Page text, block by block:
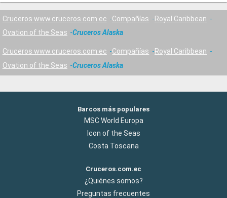
Cruceros www.cruceros.com.ec Compañías
Royal Caribbean
Ovation of the Seas
Cruceros Alaska
Cruceros www.cruceros.com.ec Compañías
Royal Caribbean
Ovation of the Seas
Cruceros Alaska
Barcos más populares
MSC World Europa
Icon of the Seas
Costa Toscana
Cruceros.com.ec
¿Quiénes somos?
Preguntas frecuentes